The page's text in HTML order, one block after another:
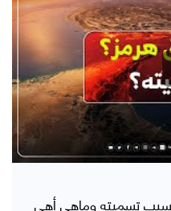
تسميته وماهي أهي